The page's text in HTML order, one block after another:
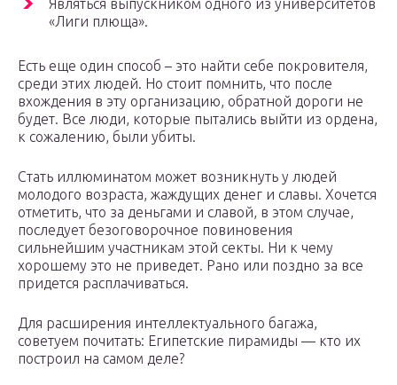
Являться выпускником одного из университетов
«Лиги плюща».
Есть еще один способ – это найти себе покровителя,
среди этих людей. Но стоит помнить, что после
вхождения в эту организацию, обратной дороги не
будет. Все люди, которые пытались выйти из ордена,
к сожалению, были убиты.
Стать иллюминатом может возникнуть у людей
молодого возраста, жаждущих денег и славы. Хочется
отметить, что за деньгами и славой, в этом случае,
последует безоговорочное повиновения
сильнейшим участникам этой секты. Ни к чему
хорошему это не приведет. Рано или поздно за все
придется расплачиваться.
Для расширения интеллектуального багажа,
советуем почитать: Египетские пирамиды — кто их
построил на самом деле?